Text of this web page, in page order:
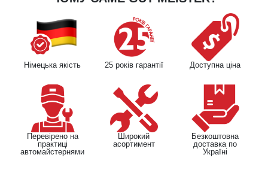
Німецька якість 25 років гарантії Доступна ціна
Перевірено на
практиці
автомайстернями
Широкий
асортимент
Безкоштовна
доставка по
Україні